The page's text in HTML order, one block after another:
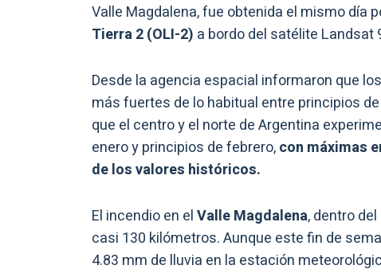
Valle Magdalena, fue obtenida el mismo día
Tierra 2 (OLI-2) a bordo del satélite Landsat
Desde la agencia espacial informaron que
más fuertes de lo habitual entre principios
que el centro y el norte de Argentina
enero y principios de febrero,con máximas
de los valores históricos.
El incendio en elValle Magdalena, dentro del
casi 130 kilómetros. Aunque este fin de
4.83 mm de lluvia en la estación